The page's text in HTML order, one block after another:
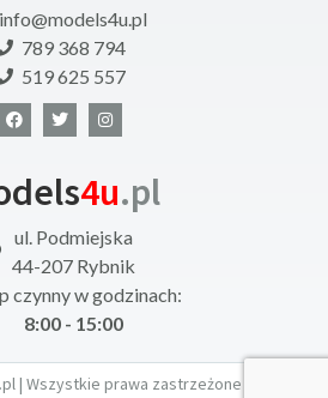
info@models4u.pl
789 368 794
519 625 557
4u.pl
ul. Podmiejska
44-207 Rybnik
czynny w godzinach:
8:00 - 15:00
| Wszystkie prawa zastrzeżone